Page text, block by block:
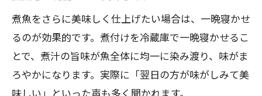
煮魚をさらに美味しく仕上げたい場合は、一晩寝かせ
るのが効果的です。煮付けを冷蔵庫で一晩寝かせるこ
とで、煮汁の旨味が魚全体に均一に染み渡り、味がま
ろやかになります。実際に「翌日の方が味がしみて美
味しい」といった声も多く聞かれます。